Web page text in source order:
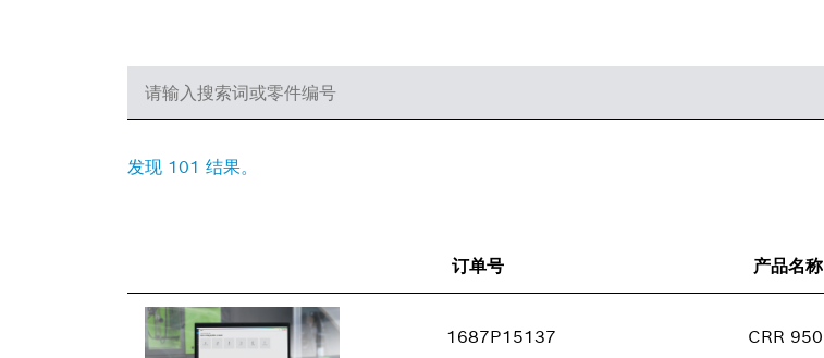
发现 101 结果。
订单号 产品名称
1687P15137 CRR 950